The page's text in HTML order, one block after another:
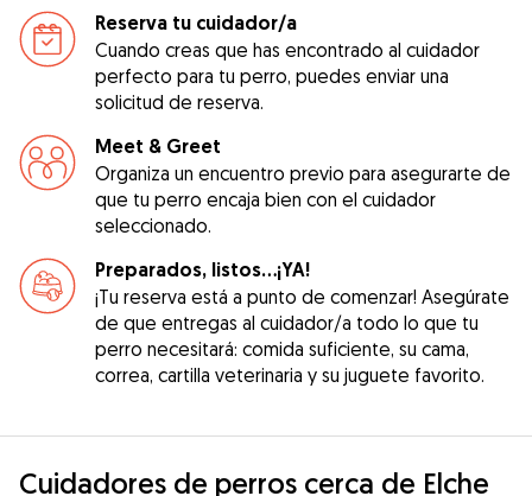
Reserva tu cuidador/a
Cuando creas que has encontrado al cuidador
perfecto para tu perro, puedes enviar una
solicitud de reserva.
Meet & Greet
Organiza un encuentro previo para asegurarte de
que tu perro encaja bien con el cuidador
seleccionado.
Preparados, listos...¡YA!
¡Tu reserva está a punto de comenzar! Asegúrate
de que entregas al cuidador/a todo lo que tu
perro necesitará: comida suficiente, su cama,
correa, cartilla veterinaria y su juguete favorito.
Cuidadores de perros cerca de Elche